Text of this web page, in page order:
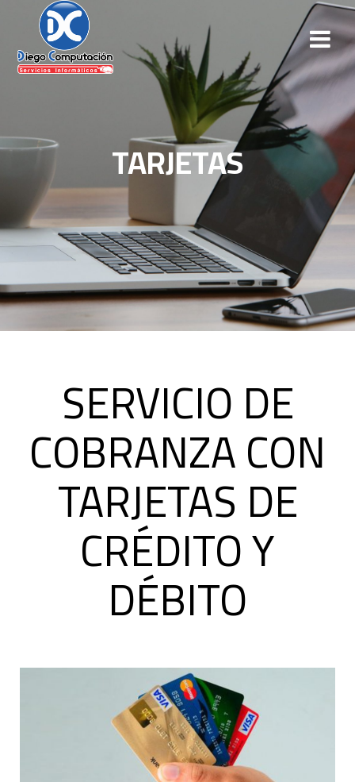
TARJETAS
SERVICIO DE
COBRANZA CON
TARJETAS DE
CRÉDITO Y
DÉBITO